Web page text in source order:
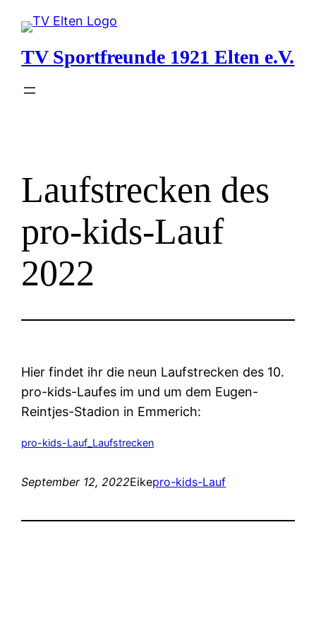
Inhalt
springen
TV Sportfreunde 1921 Elten e.V.
Laufstrecken des
pro-kids-Lauf
2022
Hier findet ihr die neun Laufstrecken des 10.
pro-kids-Laufes im und um dem Eugen-
Reintjes-Stadion in Emmerich:
pro-kids-Lauf_Laufstrecken
September 12, 2022Eikepro-kids-Lauf